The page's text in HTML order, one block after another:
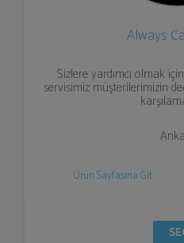
Always
Sizlere yardımcı olmak
servisimiz müşterilerimizin
Ürün Sayfasına Git